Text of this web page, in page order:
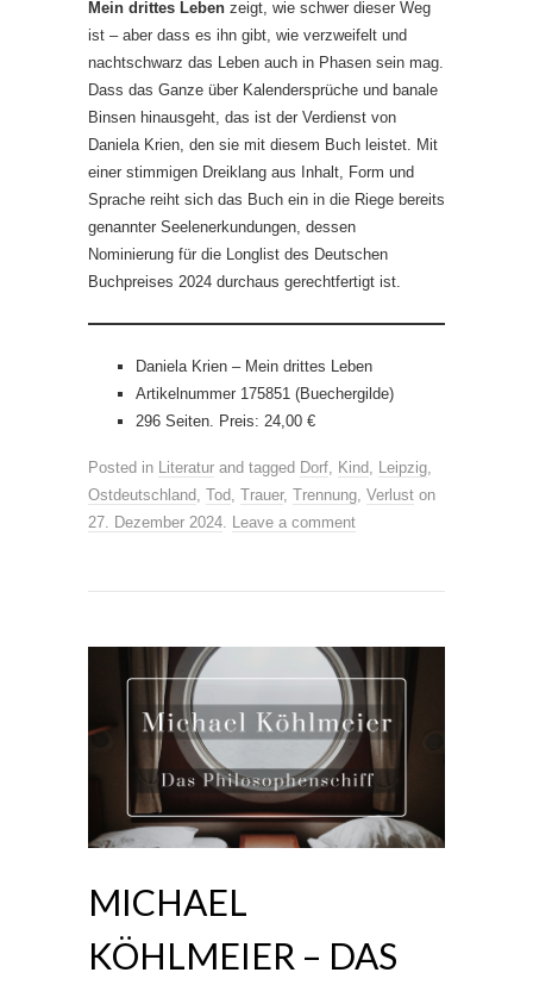
Mein drittes Leben zeigt, wie schwer dieser Weg
ist – aber dass es ihn gibt, wie verzweifelt und
nachtschwarz das Leben auch in Phasen sein mag.
Dass das Ganze über Kalendersprüche und banale
Binsen hinausgeht, das ist der Verdienst von
Daniela Krien, den sie mit diesem Buch leistet. Mit
einer stimmigen Dreiklang aus Inhalt, Form und
Sprache reiht sich das Buch ein in die Riege bereits
genannter Seelenerkundungen, dessen
Nominierung für die Longlist des Deutschen
Buchpreises 2024 durchaus gerechtfertigt ist.
Daniela Krien – Mein drittes Leben
Artikelnummer 175851 (Buechergilde)
296 Seiten. Preis: 24,00 €
Posted in Literatur and tagged Dorf Kind Leipzig
Ostdeutschland Tod Trauer, Trennung Verlust on
27. Dezember 2024 Leave a comment
MICHAEL
KÖHLMEIER – DAS